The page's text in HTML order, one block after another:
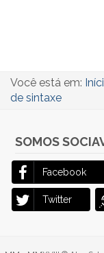
Você está em:
de sintaxe
SOMOS
Facebook
Twitter